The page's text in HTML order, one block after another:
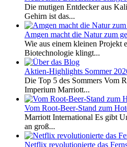
Die mutigen Entdecker aus
Gehirn ist das...
Amgen macht die Natur zum
Wie aus einem kleinen Projekt
Biotechnologie klingt...
Aktien-Highlights Sommer
Die Top 5 des Sommers Vom
Imperium Marriott...
Vom Root-Beer-Stand zum
Marriott International Es gibt
an groß...
Netflix revolutionierte das